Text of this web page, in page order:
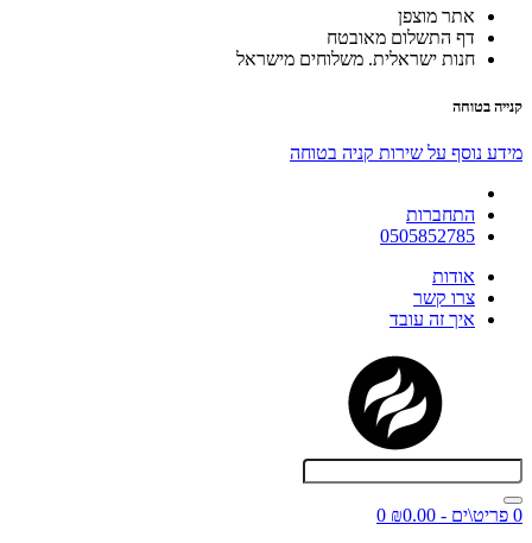
אתר מוצפן
דף התשלום מאובטח
חנות ישראלית. משלוחים מישראל
קנייה בטוחה
מידע נוסף על שירות קניה בטוחה
התחברות
0505852785
אודות
צרו קשר
איך זה עובד
0 פריט\ים - ₪0.00
0